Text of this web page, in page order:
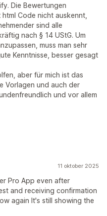
Die Bewertungen
Code nicht auskennt,
sind alle
nach § 14 UStG. Um
muss man sehr
Kenntnisse, besser gesagt
aber für mich ist das
Vorlagen und auch der
und vor allem
11 oktober 2025
Pro App even after
and receiving confirmation
again It's still showing the